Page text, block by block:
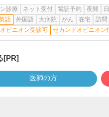
診療 ネット受付 電話予約 夜間
語 外国語 大病院 がん 在宅 訪問
ピニオン受診可
セカンドオピニオン
[PR]
医師の方